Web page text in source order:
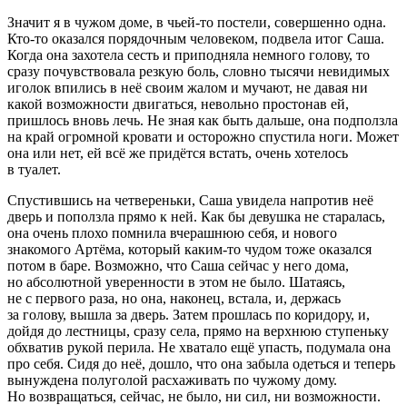
Значит я в чужом доме, в чьей-то постели, совершенно одна.
Кто-то оказался порядочным человеком, подвела итог Саша.
Когда она захотела сесть и приподняла немного голову, то
сразу почувствовала резкую боль, словно тысячи невидимых
иголок впились в неё своим жалом и мучают, не давая ни
какой возможности двигаться, невольно простонав ей,
пришлось вновь лечь. Не зная как быть дальше, она подползла
на край огромной кровати и осторожно спустила ноги. Может
она или нет, ей всё же придётся встать, очень хотелось
в туалет.
Спустившись на четвереньки, Саша увидела напротив неё
дверь и поползла прямо к ней. Как бы девушка не старалась,
она очень плохо помнила вчерашнюю себя, и нового
знакомого Артёма, который каким-то чудом тоже оказался
потом в баре. Возможно, что Саша сейчас у него дома,
но абсолютной уверенности в этом не было. Шатаясь,
не с первого раза, но она, наконец, встала, и, держась
за голову, вышла за дверь. Затем прошлась по коридору, и,
дойдя до лестницы, сразу села, прямо на верхнюю ступеньку
обхватив рукой перила. Не хватало ещё упасть, подумала она
про себя. Сидя до неё, дошло, что она забыла одеться и теперь
вынуждена полуголой расхаживать по чужому дому.
Но возвращаться, сейчас, не было, ни сил, ни возможности.